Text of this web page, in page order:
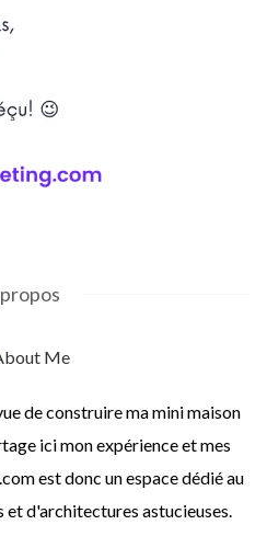
de construire ma mini maison
ici mon expérience et mes
est donc un espace dédié au
d'architectures astucieuses.